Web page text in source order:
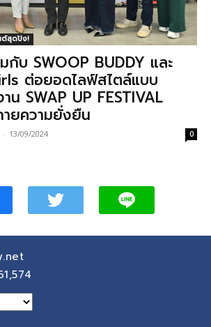
ต์สุดปัง!
กับ SWOOP BUDDY และ
ต่อยอดไลฟ์สไตล์แบบ
น SWAP UP FESTIVAL
ยความยั่งยืน
- 13/09/2024 0